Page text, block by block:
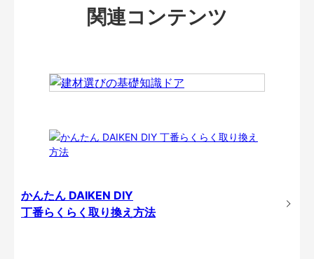
関連コンテンツ
かんたん DAIKEN DIY
丁番らくらく取り換え方法